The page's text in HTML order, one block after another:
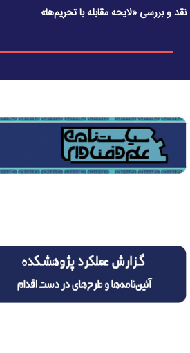
نقد و بررسی «لایحه مقابله با تحریم‌ها»